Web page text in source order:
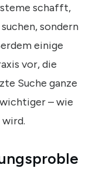
schafft,
sondern
einige
vor, die
Suche ganze
– wie
wird.